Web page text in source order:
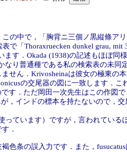
の中で，「胸背ニ三個ノ黒縦條ア
「Thoraxruecken dunkel grau, mit
す．Okada (1938)の記述もほぼ同
り普通種である私の検索表の未同
ん．Krivosheinaは彼女の極東の
の交尾器の図に一致します．こ
す．ただ岡田一次先生はこの作図
，インドの標本を持たないので，
っています）ですが，言われてい
．
条の誤入力です．また，